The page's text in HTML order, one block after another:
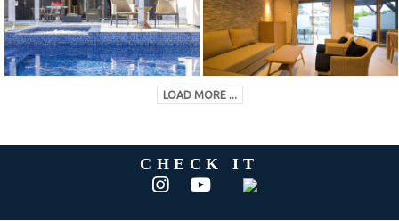
LOAD MORE ...
CHECK IT